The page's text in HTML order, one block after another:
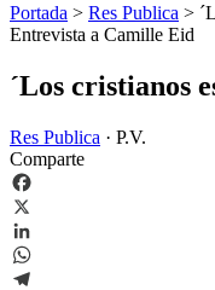
Portada > Res Publica >
Entrevista a Camille Eid
´Los cristianos
Res Publica · P.V.
Comparte
Facebook
X
LinkedIn
WhatsApp